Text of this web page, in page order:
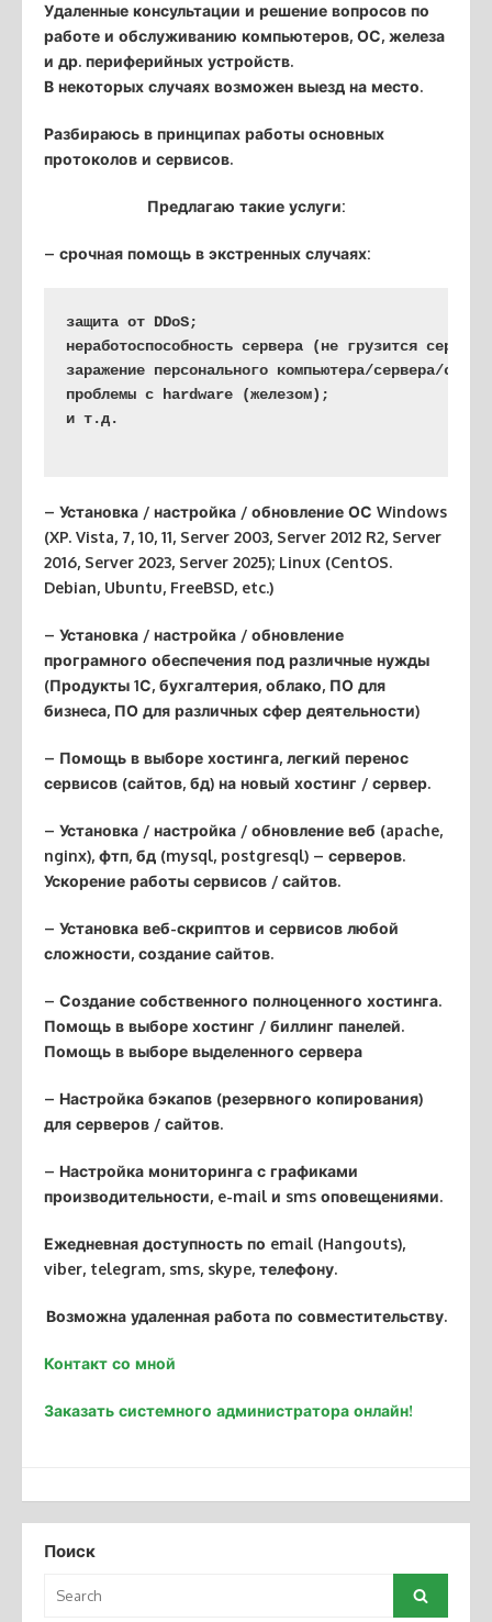
Удаленные консультации и решение вопросов по
работе и обслуживанию компьютеров, ОС, железа
и др. периферийных устройств.
В некоторых случаях возможен выезд на место.
Разбираюсь в принципах работы основных
протоколов и сервисов.
Предлагаю такие услуги:
– срочная помощь в экстренных случаях:
защита от DDoS;
неработоспособность сервера (не грузится
заражение персонального компьютера/сервера/
проблемы с hardware (железом);
и т.д.
– Установка / настройка / обновление ОС Windows
(XP. Vista, 7, 10, 11, Server 2003, Server 2012 R2, Server
2016, Server 2023, Server 2025); Linux (CentOS.
Debian, Ubuntu, FreeBSD, etc.)
– Установка / настройка / обновление
програмного обеспечения под различные нужды
(Продукты 1С, бухгалтерия, облако, ПО для
бизнеса, ПО для различных сфер деятельности)
– Помощь в выборе хостинга, легкий перенос
сервисов (сайтов, бд) на новый хостинг / сервер.
– Установка / настройка / обновление веб (apache,
nginx), фтп, бд (mysql, postgresql) – серверов.
Ускорение работы сервисов / сайтов.
– Установка веб-скриптов и сервисов любой
сложности, создание сайтов.
– Создание собственного полноценного хостинга.
Помощь в выборе хостинг / биллинг панелей.
Помощь в выборе выделенного сервера
– Настройка бэкапов (резервного копирования)
для серверов / сайтов.
– Настройка мониторинга с графиками
производительности, e-mail и sms оповещениями.
Ежедневная доступность по email (Hangouts),
viber, telegram, sms, skype, телефону.
Возможна удаленная работа по совместительству.
Контакт со мной
Заказать системного администратора онлайн!
Поиск
for:
Search